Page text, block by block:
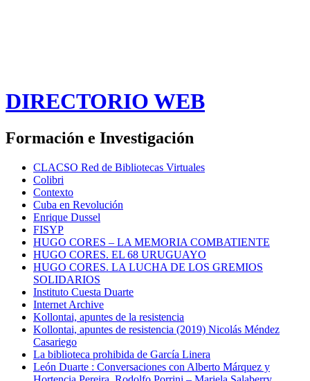
DIRECTORIO WEB
Formación e Investigación
CLACSO Red de Bibliotecas Virtuales
Colibri
Contexto
Cuba en Revolución
Enrique Dussel
FISYP
HUGO CORES – LA MEMORIA COMBATIENTE
HUGO CORES. EL 68 URUGUAYO
HUGO CORES. LA LUCHA DE LOS GREMIOS
SOLIDARIOS
Instituto Cuesta Duarte
Internet Archive
Kollontai, apuntes de la resistencia
Kollontai, apuntes de resistencia (2019) Nicolás Méndez
Casariego
La biblioteca prohibida de García Linera
León Duarte : Conversaciones con Alberto Márquez y